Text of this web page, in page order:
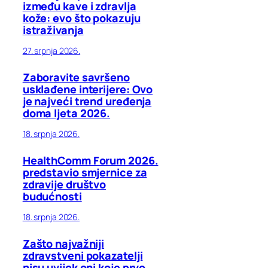
između kave i zdravlja
kože: evo što pokazuju
istraživanja
27. srpnja 2026.
Zaboravite savršeno
usklađene interijere: Ovo
je najveći trend uređenja
doma ljeta 2026.
18. srpnja 2026.
HealthComm Forum 2026.
predstavio smjernice za
zdravije društvo
budućnosti
18. srpnja 2026.
Zašto najvažniji
zdravstveni pokazatelji